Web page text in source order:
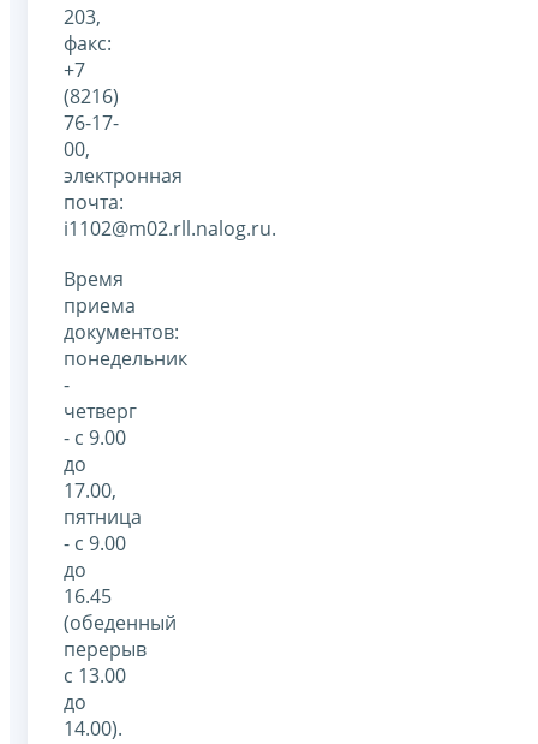
203,
факс:
+7
(8216)
76-17-
00,
электронная
почта:
i1102@m02.rll.nalog.ru.
Время
приема
документов:
понедельник
-
четверг
- с 9.00
до
17.00,
пятница
- с 9.00
до
16.45
(обеденный
перерыв
с 13.00
до
14.00).